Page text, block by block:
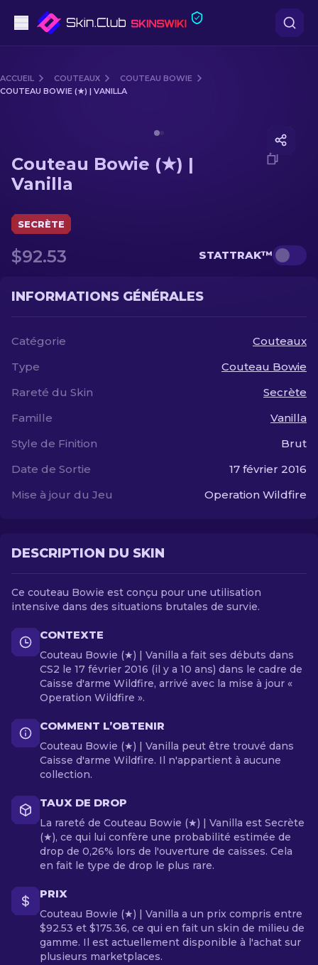
Milieu de gamme
Fusils de Précision
Gants
ACCUEIL COUTEAUX
COUTEAU BOWIE
COUTEAU BOWIE (★) | VANILLA
Couteau Bowie (★) |
Vanilla
SECRÈTE
$92.53 STATTRAK™
INFORMATIONS GÉNÉRALES
Catégorie
Couteaux
Type
Couteau Bowie
Rareté du Skin
Secrète
Famille
Vanilla
Style de Finition
Brut
Date de Sortie
17 février 2016
Mise à jour du Jeu
Operation Wildfire
DESCRIPTION DU SKIN
Ce couteau Bowie est conçu pour une utilisation
intensive dans des situations brutales de survie.
CONTEXTE
Couteau Bowie (★) | Vanilla a fait ses débuts dans
CS2 le 17 février 2016 (il y a 10 ans) dans le cadre de
Caisse d'arme Wildfire, arrivé avec la mise à jour «
Operation Wildfire ».
COMMENT L’OBTENIR
Couteau Bowie (★) | Vanilla peut être trouvé dans
Caisse d'arme Wildfire. Il n'appartient à aucune
collection.
TAUX DE DROP
La rareté de Couteau Bowie (★) | Vanilla est Secrète
(★), ce qui lui confère une probabilité estimée de
drop de 0,26% lors de l'ouverture de caisses. Cela
en fait le type de drop le plus rare.
PRIX
Couteau Bowie (★) | Vanilla a un prix compris entre
$92.53 et $175.36, ce qui en fait un skin de milieu de
gamme. Il est actuellement disponible à l'achat sur
plusieurs marketplaces.